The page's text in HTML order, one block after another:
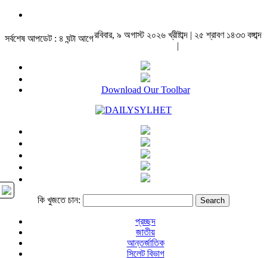
সর্বশেষ আপডেট : ৪ ঘন্টা আগেরবিবার, ৯ অগাস্ট ২০২৬ খ্রীষ্টাব্দ | ২৫ শ্রাবণ ১৪৩৩ বঙ্গাব্দ
|
Download Our Toolbar
কি খুজতে চান:
প্রচ্ছদ
জাতীয়
আন্তর্জাতিক
সিলেট বিভাগ